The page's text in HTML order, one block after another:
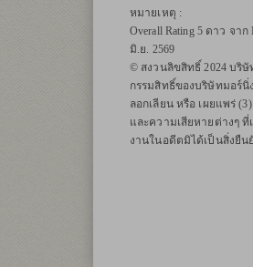
หมายเหตุ :
Overall Rating 5 ดาว จาก
มิ.ย. 2569
© สงวนลิขสิทธิ์ 2024 บริษั
กรรมสิทธิ์ของบริษัทมอร์นิ่
ลอกเลียน หรือ เผยแพร่
และความเสียหายต่างๆ
งานในอดีตมิได้เป็นสิ่งยื